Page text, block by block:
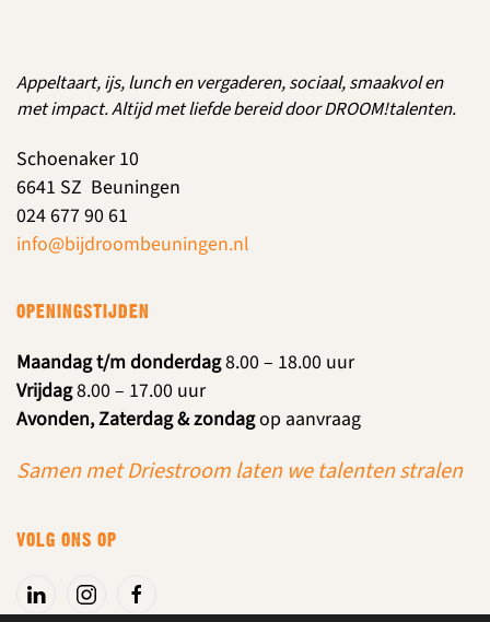
Appeltaart, ijs, lunch en vergaderen, sociaal, smaakvol en
met impact. Altijd met liefde bereid door DROOM!talenten.
Schoenaker 10
6641 SZ Beuningen
024 677 90 61
info@bijdroombeuningen.nl
OPENINGSTIJDEN
Maandag t/m donderdag8.00 – 18.00 uur
Vrijdag8.00 – 17.00 uur
Avonden, Zaterdag & zondagop aanvraag
Samen met Driestroom laten we talenten stralen
VOLG ONS OP